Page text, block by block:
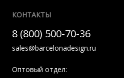
КОНТАКТЫ
8 (800) 500-70-36
sales@barcelonadesign.ru
Оптовый отдел: